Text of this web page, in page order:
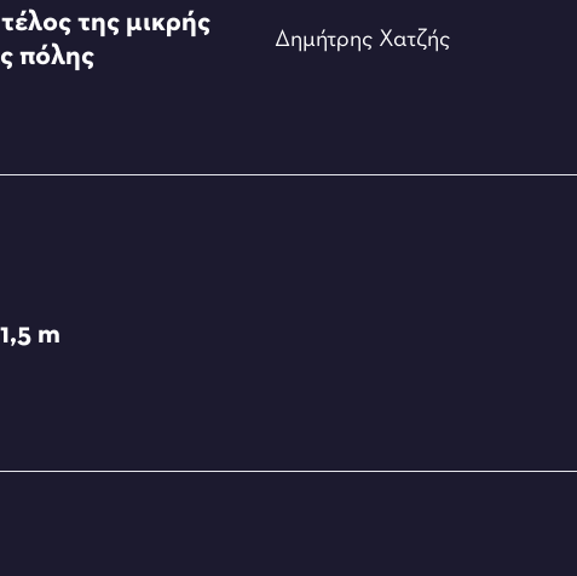
της μικρής
πόλης
Δημήτρης Χατζής
m